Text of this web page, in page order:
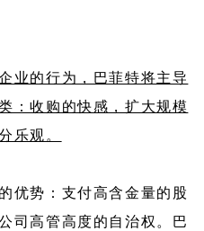
业的行为，巴菲特将主导
：收购的快感，扩大规模
乐观。
优势：支付高含金量的股
司高管高度的自治权。巴